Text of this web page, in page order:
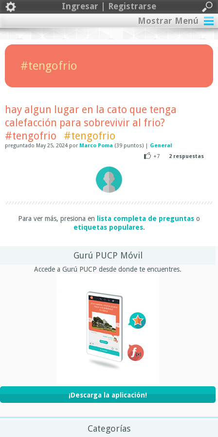
Ingresar | Registrarse
Mostrar Menú
#tengofrio
hay algun lugar en la cato que tenga
calefacción para sobrevivir al frio?
#tengofrio
#tengofrio
preguntado May 25, 2024 por Marco Poma (39 puntos) | General
+7
2 respuestas
Para ver más, presiona en lista completa de preguntas o
etiquetas populares.
Gurú PUCP Móvil
Accede a Gurú PUCP desde donde te encuentres.
¡Descarga la aplicación!
Categorías